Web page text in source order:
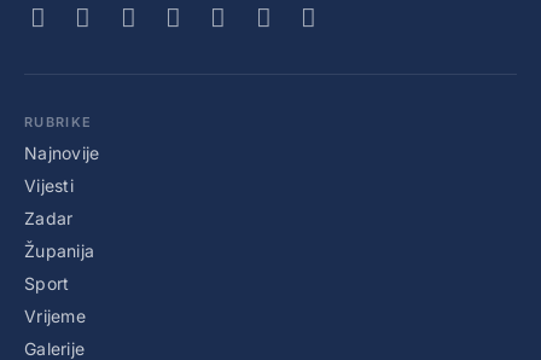
RUBRIKE
Najnovije
Vijesti
Zadar
Županija
Sport
Vrijeme
Galerije